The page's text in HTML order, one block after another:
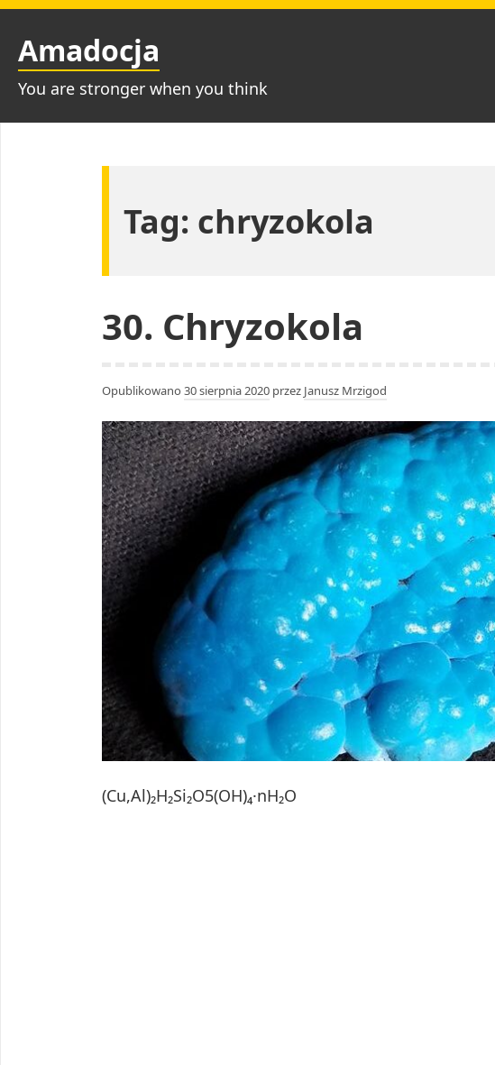
Przejdź
treści
Amadocja
You are stronger when you think
Tag: chryzokola
30. Chryzokola
Opublikowano 30 sierpnia 2020 przez Janusz Mrzigod
(Cu,Al)₂H₂Si₂O5(OH)₄·nH₂O